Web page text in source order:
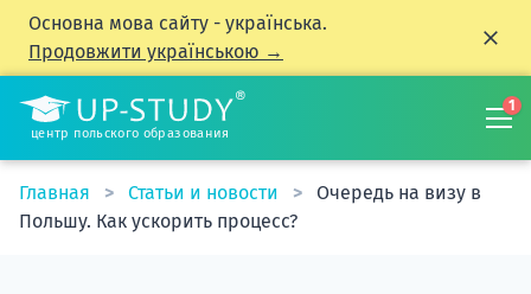
Основна мова сайту - українська.
Продовжити українською →
центр польского образования
1
Главная Статьи и новости
Очередь на визу в
Польшу. Как ускорить процесс?